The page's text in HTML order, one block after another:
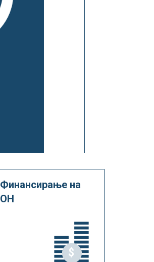
Финансирање на
ОН